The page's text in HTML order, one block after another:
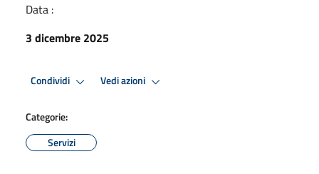
Data :
3 dicembre 2025
Condividi Vedi azioni
Categorie:
Servizi